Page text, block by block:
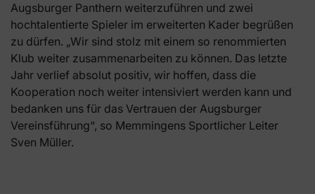
Augsburger Panthern weiterzuführen und zwei
hochtalentierte Spieler im erweiterten Kader begrüßen
zu dürfen. „Wir sind stolz mit einem so renommierten
Klub weiter zusammenarbeiten zu können. Das letzte
Jahr verlief absolut positiv, wir hoffen, dass die
Kooperation noch weiter intensiviert werden kann und
bedanken uns für das Vertrauen der Augsburger
Vereinsführung“, so Memmingens Sportlicher Leiter
Sven Müller.